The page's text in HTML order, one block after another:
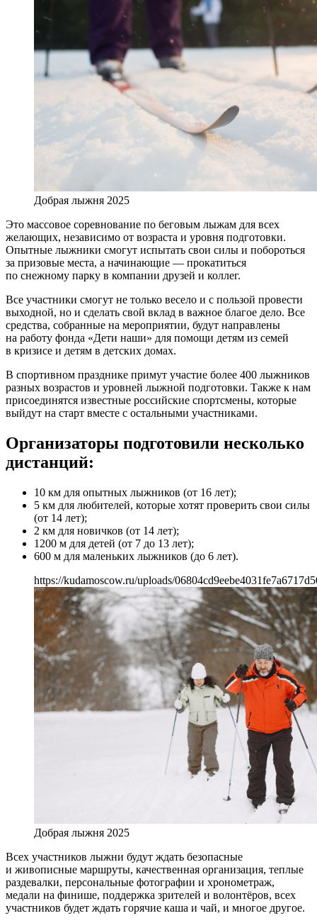
Добрая лыжня 2025
Это массовое соревнование по беговым лыжам для всех
желающих, независимо от возраста и уровня подготовки.
Опытные лыжники смогут испытать свои силы и побороться
за призовые места, а начинающие — прокатиться
по снежному парку в компании друзей и коллег.
Все участники смогут не только весело и с пользой провести
выходной, но и сделать свой вклад в важное благое дело. Все
средства, собранные на мероприятии, будут направлены
на работу фонда «Дети наши» для помощи детям из семей
в кризисе и детям в детских домах.
В спортивном празднике примут участие более 400 лыжников
разных возрастов и уровней лыжной подготовки. Также к нам
присоединятся известные российские спортсмены, которые
выйдут на старт вместе с остальными участниками.
Организаторы подготовили несколько
дистанций:
10 км для опытных лыжников (от 16 лет);
5 км для любителей, которые хотят проверить свои силы
(от 14 лет);
2 км для новичков (от 14 лет);
1200 м для детей (от 7 до 13 лет);
600 м для маленьких лыжников (до 6 лет).
https://kudamoscow.ru/uploads/
Добрая лыжня 2025
Всех участников лыжни будут ждать безопасные
и живописные маршруты, качественная организация, теплые
раздевалки, персональные фотографии и хронометраж,
медали на финише, поддержка зрителей и волонтёров, всех
участников будет ждать горячие каша и чай, и многое другое.